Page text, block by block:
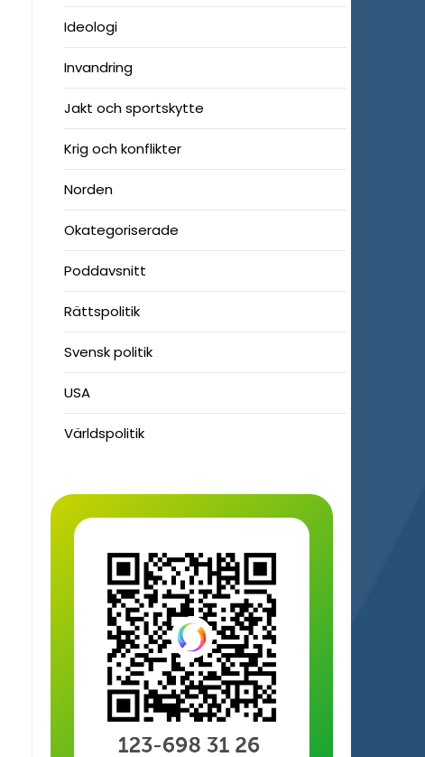
Ideologi
Invandring
Jakt och sportskytte
Krig och konflikter
Norden
Okategoriserade
Poddavsnitt
Rättspolitik
Svensk politik
USA
Världspolitik